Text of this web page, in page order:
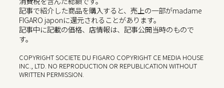
記事で紹介した商品を購入すると、売上の一部がmadame
FIGARO japonに還元されることがあります。
記事中に記載の価格、店情報は、記事公開当時のもので
す。
COPYRIGHT SOCIETE DU FIGARO COPYRIGHT CE MEDIA HOUSE
INC., LTD. NO REPRODUCTION OR REPUBLICATION WITHOUT
WRITTEN PERMISSION.